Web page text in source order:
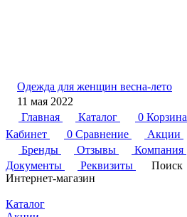
Одежда для женщин весна-лето
11 мая 2022
Главная
Каталог 0 Корзина
Кабинет
0 Сравнение Акции
Бренды
Отзывы Компания
Документы
Реквизиты Поиск
Интернет-магазин
Каталог